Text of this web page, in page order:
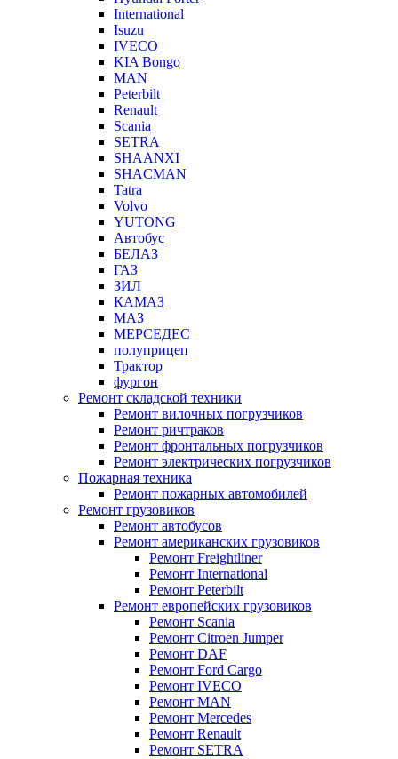
International
Isuzu
IVECO
KIA Bongo
MAN
Peterbilt
Renault
Scania
SETRA
SHAANXI
SHACMAN
Tatra
Volvo
YUTONG
Автобус
БЕЛАЗ
ГАЗ
ЗИЛ
КАМАЗ
МАЗ
МЕРСЕДЕС
полуприцеп
Трактор
фургон
Ремонт складской техники
Ремонт вилочных погрузчиков
Ремонт ричтраков
Ремонт фронтальных погрузчиков
Ремонт электрических погрузчиков
Пожарная техника
Ремонт пожарных автомобилей
Ремонт грузовиков
Ремонт автобусов
Ремонт американских грузовиков
Ремонт Freightliner
Ремонт International
Ремонт Peterbilt
Ремонт европейских грузовиков
Ремонт Scania
Ремонт Citroen Jumper
Ремонт DAF
Ремонт Ford Cargo
Ремонт IVECO
Ремонт MAN
Ремонт Mercedes
Ремонт Renault
Ремонт SETRA